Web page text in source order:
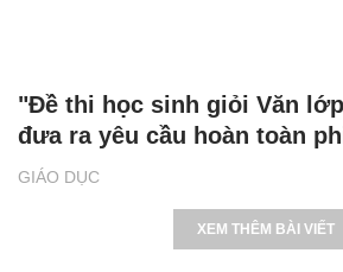
GIÁO DỤC
"Đề thi học sinh giỏi Văn
đưa ra yêu cầu hoàn toàn
XEM THÊM BÀI VIẾT